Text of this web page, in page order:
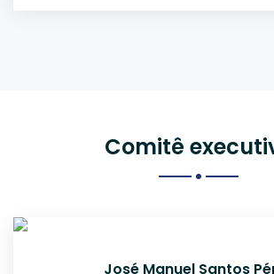
Comitê
José Manuel Santos